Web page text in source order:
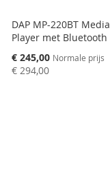
DAP MP-220BT Media
Player met Bluetooth
Speciale
prijs
€ 245,00 Normale prijs
€ 294,00